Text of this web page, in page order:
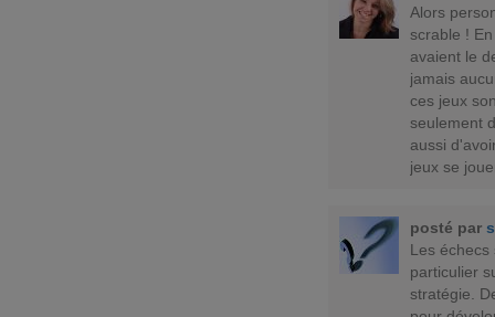
Alors
scrable !
avaient le
jamais
ces jeux
seulement
aussi
jeux se
posté par
Les échecs
particulier
stratégie.